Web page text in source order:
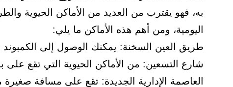
به، فهو يقترب من العديد من الأماكن الحيوية
اليومية، ومن أهم هذه الأماكن ما يلي:
طريق العين السخنة: يمكنك الوصول إلى
شارع التسعين: من الأماكن الحيوية التي تقع
العاصمة الإدارية الجديدة: تقع على مسافة صغيرة